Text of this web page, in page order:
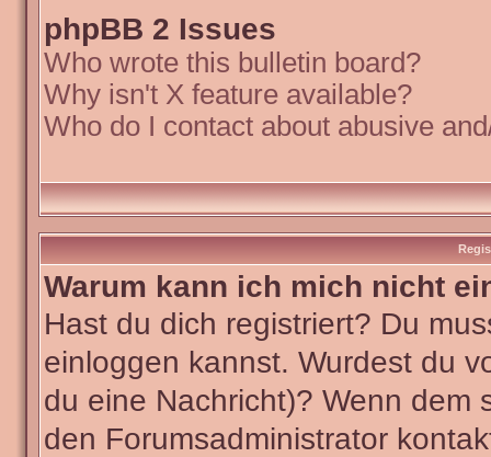
phpBB 2 Issues
Who wrote this bulletin board?
Why isn't X feature available?
Who do I contact about abusive
Warum kann ich mich nicht
Hast du dich registriert? Du
einloggen kannst. Wurdest du
du eine Nachricht)? Wenn dem
den Forumsadministrator